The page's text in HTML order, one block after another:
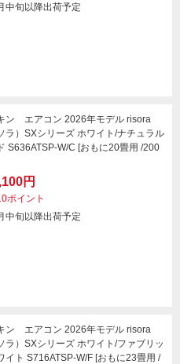
中旬以降出荷予定
ン エアコン 2026年モデル risora
ラ）SXシリーズ ホワイト/ナチュラル
S636ATSP-W/C [おもに20畳用 /200
円
ポイント
中旬以降出荷予定
ン エアコン 2026年モデル risora
ラ）SXシリーズ ホワイト/ファブリッ
イト S716ATSP-W/F [おもに23畳用 /